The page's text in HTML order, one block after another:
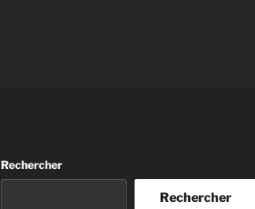
Rechercher
Rechercher